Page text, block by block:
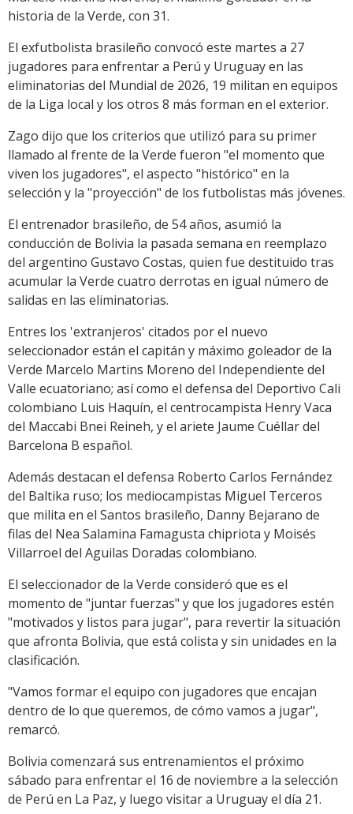
historia de la Verde, con 31.
El exfutbolista brasileño convocó este martes a 27
jugadores para enfrentar a Perú y Uruguay en las
eliminatorias del Mundial de 2026, 19 militan en equipos
de la Liga local y los otros 8 más forman en el exterior.
Zago dijo que los criterios que utilizó para su primer
llamado al frente de la Verde fueron "el momento que
viven los jugadores", el aspecto "histórico" en la
selección y la "proyección" de los futbolistas más jóvenes.
El entrenador brasileño, de 54 años, asumió la
conducción de Bolivia la pasada semana en reemplazo
del argentino Gustavo Costas, quien fue destituido tras
acumular la Verde cuatro derrotas en igual número de
salidas en las eliminatorias.
Entres los 'extranjeros' citados por el nuevo
seleccionador están el capitán y máximo goleador de la
Verde Marcelo Martins Moreno del Independiente del
Valle ecuatoriano; así como el defensa del Deportivo Cali
colombiano Luis Haquín, el centrocampista Henry Vaca
del Maccabi Bnei Reineh, y el ariete Jaume Cuéllar del
Barcelona B español.
Además destacan el defensa Roberto Carlos Fernández
del Baltika ruso; los mediocampistas Miguel Terceros
que milita en el Santos brasileño, Danny Bejarano de
filas del Nea Salamina Famagusta chipriota y Moisés
Villarroel del Aguilas Doradas colombiano.
El seleccionador de la Verde consideró que es el
momento de "juntar fuerzas" y que los jugadores estén
"motivados y listos para jugar", para revertir la situación
que afronta Bolivia, que está colista y sin unidades en la
clasificación.
"Vamos formar el equipo con jugadores que encajan
dentro de lo que queremos, de cómo vamos a jugar",
remarcó.
Bolivia comenzará sus entrenamientos el próximo
sábado para enfrentar el 16 de noviembre a la selección
de Perú en La Paz, y luego visitar a Uruguay el día 21.